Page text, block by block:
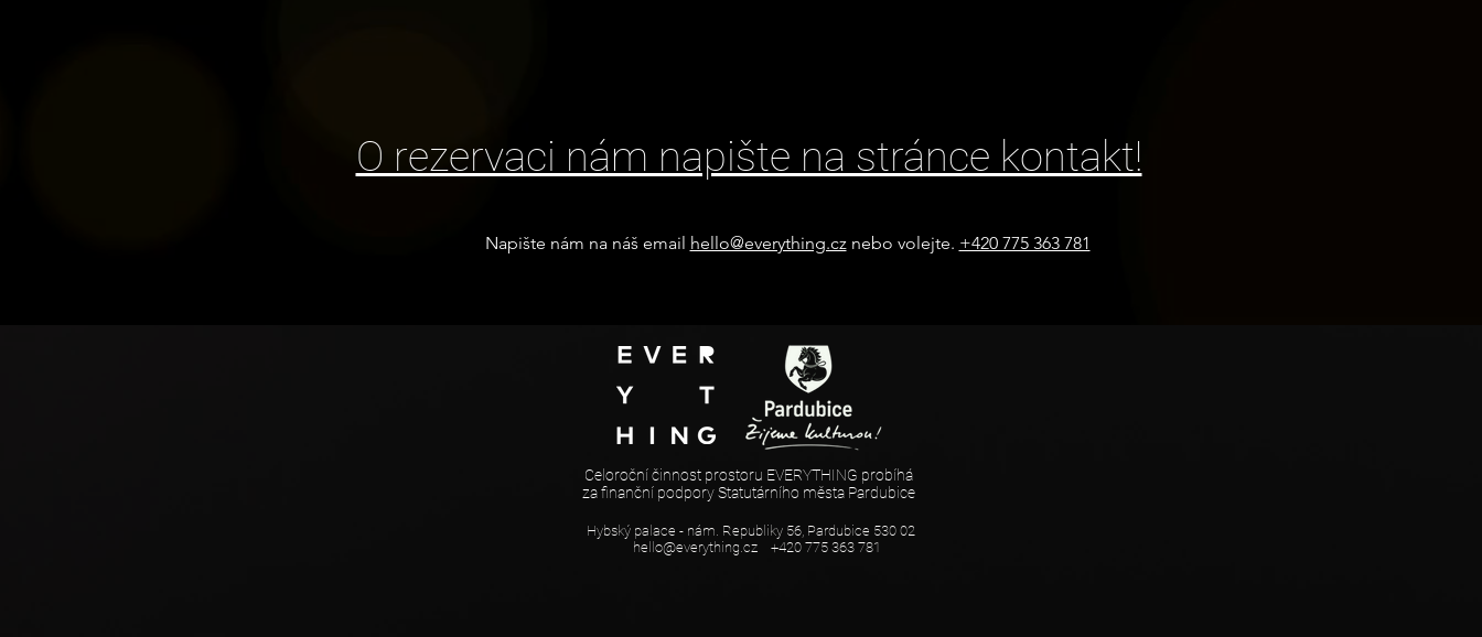
O rezervaci nám napište na stránce kontakt!
Napište nám na náš email hello@everything.cznebo volejte. +420 775 363 781
Celoroční činnost prostoru EVERYTHING probíhá
za finanční podpory Statutárního města Pardubice
Hybský palace - nám. Republiky 56, Pardubice 530 02
hello@everything.cz +420 775 363 781